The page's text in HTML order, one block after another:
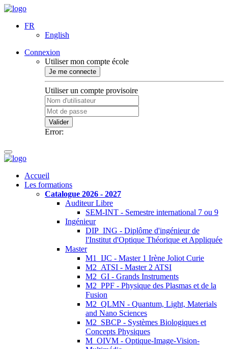
FR
English
Connexion
Utiliser mon compte école
Je me connecte
Utiliser un compte provisoire
Valider
Error:
Accueil
Les formations
Catalogue 2026 - 2027
Auditeur Libre
SEM-INT - Semestre international 7 ou 9
Ingénieur
DIP_ING - Diplôme d'ingénieur de
l'Institut d'Optique Théorique et Appliquée
Master
M1_IJC - Master 1 Irène Joliot Curie
M2_ATSI - Master 2 ATSI
M2_GI - Grands Instruments
M2_PPF - Physique des Plasmas et de la
Fusion
M2_QLMN - Quantum, Light, Materials
and Nano Sciences
M2_SBCP - Systèmes Biologiques et
Concepts Physiques
M_OIVM - Optique-Image-Vision-